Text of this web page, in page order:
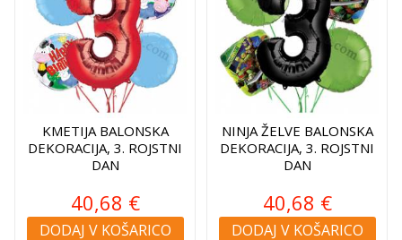
KMETIJA BALONSKA
DEKORACIJA, 3. ROJSTNI
DAN
40,68 €
DODAJ V KOŠARICO
NINJA ŽELVE BALONSKA
DEKORACIJA, 3. ROJSTNI
DAN
40,68 €
DODAJ V KOŠARICO